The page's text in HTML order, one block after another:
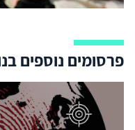
פרסומים נוספים